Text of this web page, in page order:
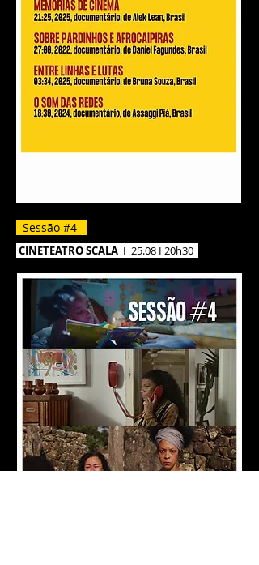
Sessão #4
CINETEATRO SCALA I 25.08 I 20h30